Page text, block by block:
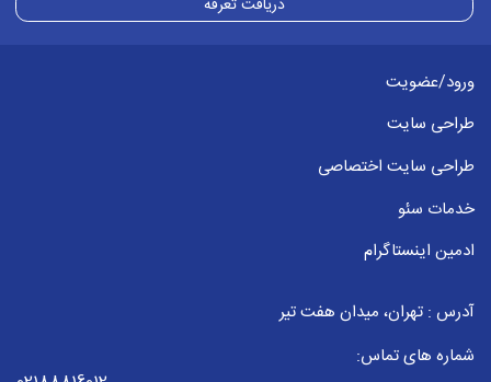
ورود/عضویت
طراحی سایت
طراحی سایت اختصاصی
خدمات سئو
ادمین اینستاگرام
آدرس : تهران، میدان هفت تیر
شماره های تماس: